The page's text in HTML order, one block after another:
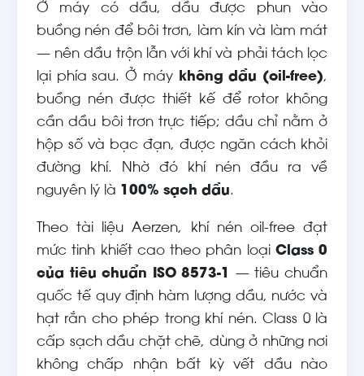
Ở máy có dầu, dầu được phun vào
buồng nén để bôi trơn, làm kín và làm mát
— nên dầu trộn lẫn với khí và phải tách lọc
lại phía sau. Ở máy
không dầu (oil-free),
buồng nén được thiết kế để rotor không
cần dầu bôi trơn trực tiếp; dầu chỉ nằm ở
hộp số và bạc đạn, được ngăn cách khỏi
đường khí. Nhờ đó khí nén đầu ra về
nguyên lý là
100% sạch dầu.
Theo tài liệu Aerzen, khí nén oil-free đạt
mức tinh khiết cao theo phân loại Class 0
của tiêu chuẩn ISO 8573-1
— tiêu chuẩn
quốc tế quy định hàm lượng dầu, nước và
hạt rắn cho phép trong khí nén. Class 0 là
cấp sạch dầu chặt chẽ, dùng ở những nơi
không chấp nhận bất kỳ vết dầu nào